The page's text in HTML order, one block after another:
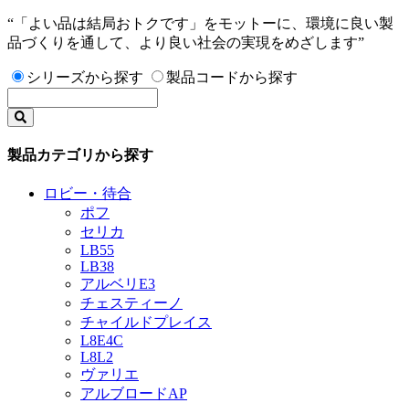
“「よい品は結局おトクです」をモットーに、環境に良い製
品づくりを通して、より良い社会の実現をめざします”
シリーズから探す 製品コードから探す
製品カテゴリから探す
ロビー・待合
ポフ
セリカ
LB55
LB38
アルベリE3
チェスティーノ
チャイルドプレイス
L8E4C
L8L2
ヴァリエ
アルブロードAP